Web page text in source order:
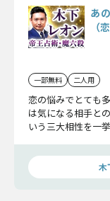
あ
（
一部無料 二人用
恋の悩みでとても
は気になる相手と
いう三大相性を一
木